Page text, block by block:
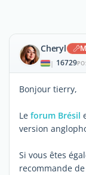
Cheryl
| 16729
Bonjour tierry,
Le forum Brésil
version
Si vous êtes
recommande